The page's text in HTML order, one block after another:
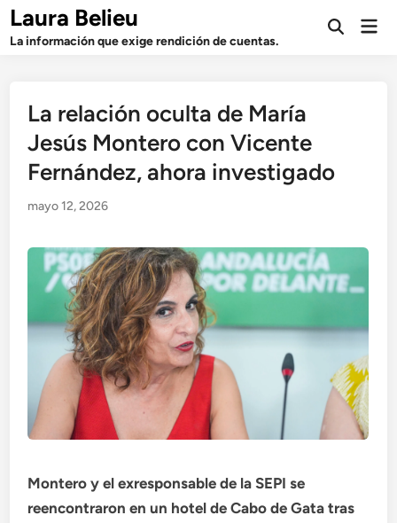
Saltar
contenido
Laura Belieu
La información que exige rendición de cuentas.
Abrir
La relación oculta de María
Jesús Montero con Vicente
Fernández, ahora investigado
mayo 12, 2026
Montero y el exresponsable de la SEPI se
reencontraron en un hotel de Cabo de Gata tras